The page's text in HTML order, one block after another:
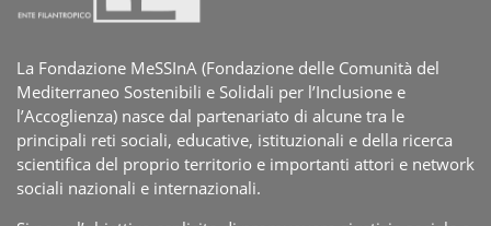
La Fondazione MeSSInA (Fondazione delle Comunità del
Mediterraneo Sostenibili e Solidali per l’Inclusione e
l’Accoglienza) nasce dal partenariato di alcune tra le
principali reti sociali, educative, istituzionali e della ricerca
scientifica del proprio territorio e importanti attori e network
sociali nazionali e internazionali.